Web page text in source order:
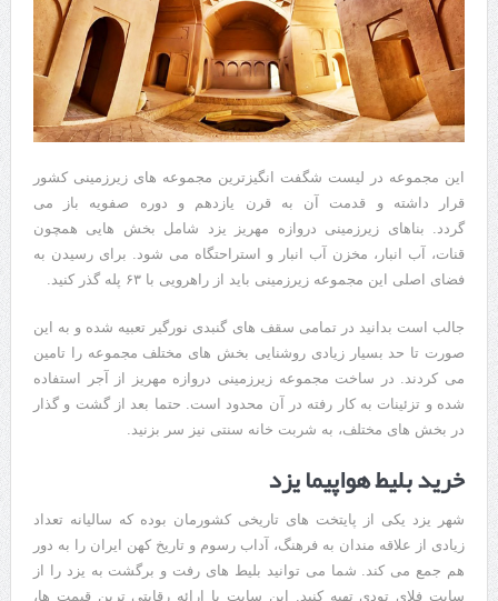
این مجموعه در لیست شگفت انگیزترین مجموعه های زیرزمینی کشور
قرار داشته و قدمت آن به قرن یازدهم و دوره صفویه باز می
گردد. بناهای زیرزمینی دروازه مهریز یزد شامل بخش هایی همچون
قنات، آب انبار، مخزن آب انبار و استراحتگاه می شود. برای رسیدن به
فضای اصلی این مجموعه زیرزمینی باید از راهرویی با ۶۳ پله گذر کنید.
جالب است بدانید در تمامی سقف های گنبدی نورگیر تعبیه شده و به این
صورت تا حد بسیار زیادی روشنایی بخش های مختلف مجموعه را تامین
می کردند. در ساخت مجموعه زیرزمینی دروازه مهریز از آجر استفاده
شده و تزئینات به کار رفته در آن محدود است. حتما بعد از گشت و گذار
در بخش های مختلف، به شربت خانه سنتی نیز سر بزنید.
خرید بلیط هواپیما یزد
شهر یزد یکی از پایتخت های تاریخی کشورمان بوده که سالیانه تعداد
زیادی از علاقه مندان به فرهنگ، آداب رسوم و تاریخ کهن ایران را به دور
هم جمع می کند. شما می توانید بلیط های رفت و برگشت به یزد را از
سایت فلای تودی تهیه کنید. این سایت با ارائه رقابتی ترین قیمت‌ ها،